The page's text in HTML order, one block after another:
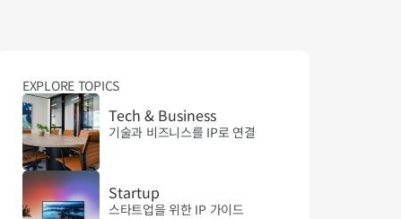
EXPLORE TOPICS
Tech & Business
기술과 비즈니스를 IP로 연결
Startup
스타트업을 위한 IP 가이드